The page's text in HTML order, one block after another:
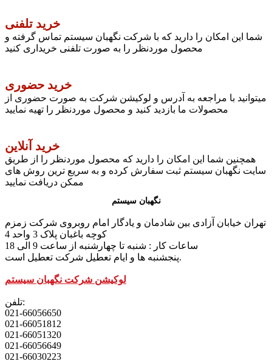
خرید تلفنی
شما این امکان را دارید که با شرکت نگهبان سیستم تماس گرفته و
محصول موردنظر را به صورت تلفنی خریداری کنید
خرید حضوری
میتوانید با مراجعه به آدرس و لوکیشن شرکت به صورت حضوری از
محصولات ما بازدید کنید و محصول موردنظر را تهیه نمایید
خرید آنلاین
همچنین شما این امکان را دارید که محصول موردنظر را از طریق
سایت نگهبان سیستم ثبت سفارش کرده و به سریع ترین روش های
ممکن دریافت نمایید
نگهبان سیستم
تهران خیابان آزادی بین شادمان و یادگار امام روبروی شرکت زمزم
کوچه باغبان پلاک 3 واحد 4
پنجشنبه ها و ایام تعطیل شرکت تعطیل است.
لوکیشن شرکت نگهبان سیستم
تلفن:
021-66056650
021-66051812
021-66051320
021-66056649
021-66030223